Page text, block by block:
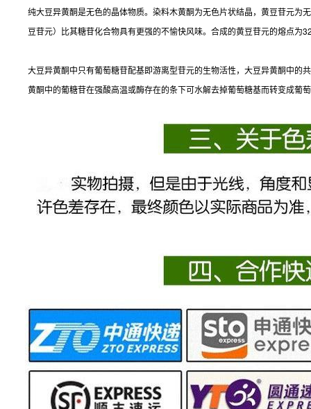
纯大豆异黄酮是无色的晶体物质。染料木黄酮为无色片状结晶，黄豆苷元
豆苷元）比其糖苷化合物具有更强的不愉快风味。合成的黄豆苷元的熔点
大豆异黄酮中只有葡萄糖苷配基即游离型苷元的生物活性，大豆异黄酮中
黄酮中的葡糖苷在强酸高温或酶存在的条下可水解去掉葡萄糖基而转变成